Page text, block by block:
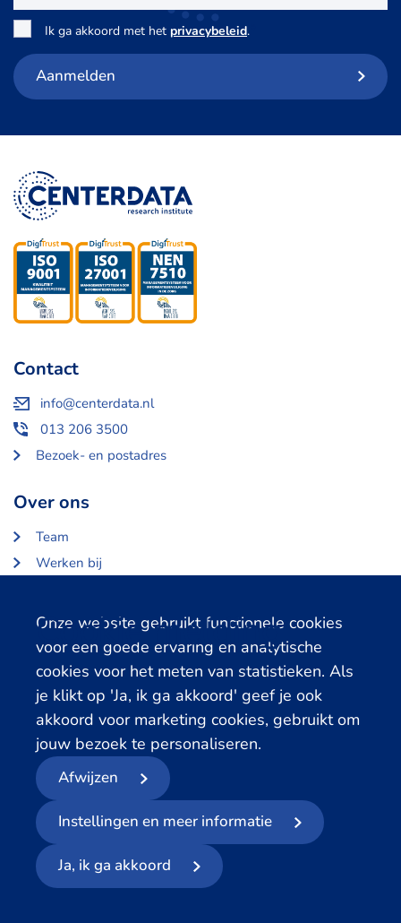
Cookie melding
Onze website gebruikt functionele cookies
voor een goede ervaring en analytische
cookies voor het meten van statistieken. Als
je klikt op 'Ja, ik ga akkoord' geef je ook
akkoord voor marketing cookies, gebruikt om
jouw bezoek te personaliseren.
Afwijzen
Instellingen en meer informatie
Ja, ik ga akkoord
Toestemming
Ik ga akkoord met het privacybeleid.
Aanmelden
Contact
info@centerdata.nl
013 206 3500
Bezoek- en postadres
Over ons
Team
Werken bij
Partners en opdrachtgevers
Gerelateerde databanken
LISS Data Archive
SHARE Data Access
DHS Data Access
© 2026 - Centerdata
Privacyverklaring
Voorwaarden
Meld datalek
Volg ons op social media: